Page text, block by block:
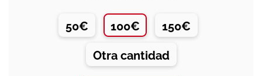
50€ 100€ 150€
Otra cantidad